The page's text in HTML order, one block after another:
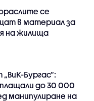
се
в материал за
на жилища
Бургас“:
до 30 000
манипулиране на